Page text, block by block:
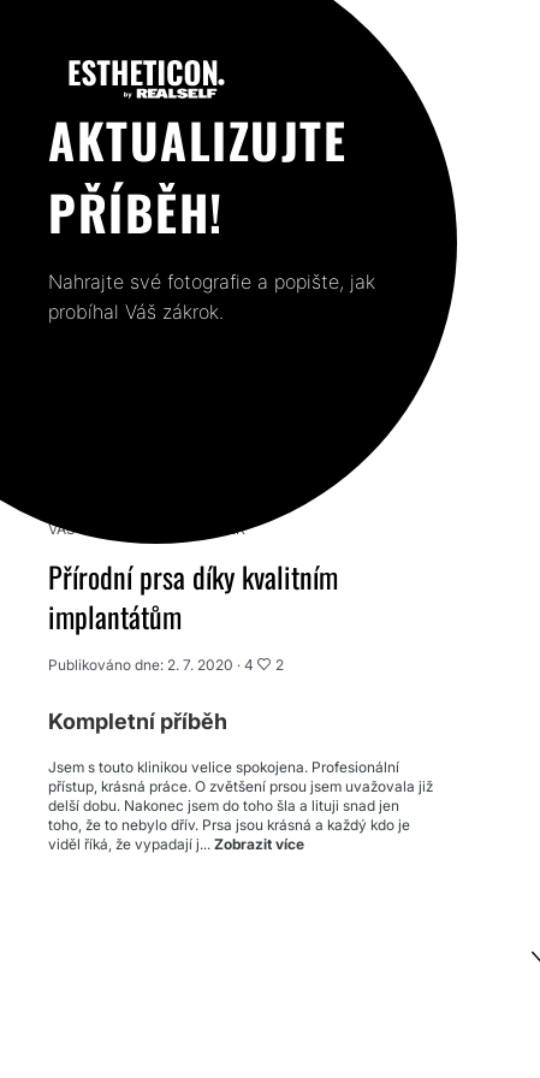
AKTUALIZUJTE
PŘÍBĚH!
Nahrajte své fotografie a popište, jak
probíhal Váš zákrok.
VÁŠ PŘEDCHOZÍ PŘÍSPĚVEK
Přírodní prsa díky kvalitním
implantátům
Publikováno dne: 2. 7. 2020 · 4 2
Kompletní příběh
Jsem s touto klinikou velice spokojena. Profesionální
přístup, krásná práce. O zvětšení prsou jsem uvažovala již
delší dobu. Nakonec jsem do toho šla a lituji snad jen
toho, že to nebylo dřív. Prsa jsou krásná a každý kdo je
viděl říká, že vypadají j... Zobrazit více